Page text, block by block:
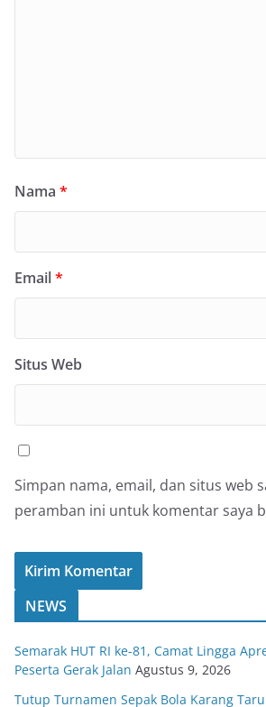
Nama *
Email*
Situs Web
Simpan nama, email, dan situs web
peramban ini untuk komentar saya
NEWS
Semarak HUT RI ke-81, Camat Lingga
Peserta Gerak Jalan Agustus 9, 2026
Tutup Turnamen Sepak Bola Karang